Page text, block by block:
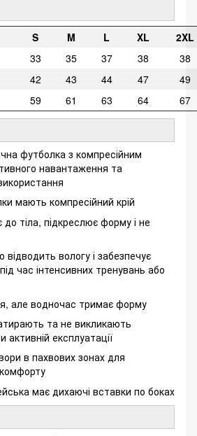
S M L XL
2XL
33 35 37 38
38
42 43 44 47
49
59 61 63 64 67
футболка з компресійним
навантаження та
мають компресійний крій
тіла, підкреслює форму і не
вологу і забезпечує
час інтенсивних тренувань або
але водночас тримає форму
та не викликають
експлуатації
в пахвових зонах для
має дихаючі вставки по боках